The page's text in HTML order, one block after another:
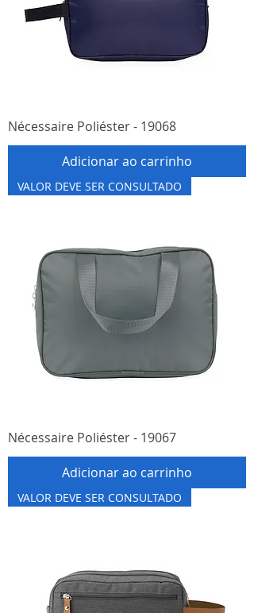
Nécessaire Poliéster - 19068
Adicionar ao carrinho
VALOR DEVE SER CONSULTADO
Nécessaire Poliéster - 19067
Adicionar ao carrinho
VALOR DEVE SER CONSULTADO